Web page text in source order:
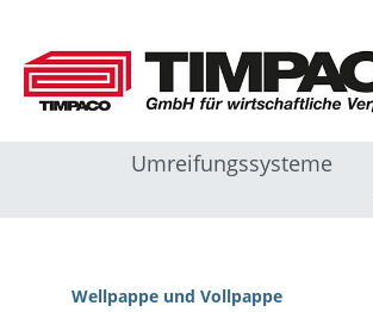
Umreifungssysteme
Wellpappe und Vollpappe